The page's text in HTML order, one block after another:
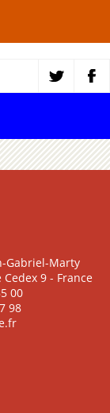
Gabriel-Marty
9 - France
00
98